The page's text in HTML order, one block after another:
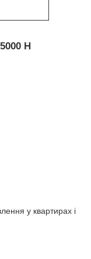
H
у квартирах і